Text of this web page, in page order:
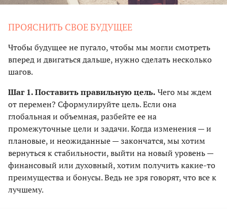
ПРОЯСНИТЬ СВОЕ БУДУЩЕЕ
Чтобы будущее не пугало, чтобы мы могли смотреть
вперед и двигаться дальше, нужно сделать несколько
шагов.
Шаг 1. Поставить правильную цель. Чего мы ждем
от перемен? Сформулируйте цель. Если она
глобальная и объемная, разбейте ее на
промежуточные цели и задачи. Когда изменения — и
плановые, и неожиданные — закончатся, мы хотим
вернуться к стабильности, выйти на новый уровень —
финансовый или духовный, хотим получить какие-то
преимущества и бонусы. Ведь не зря говорят, что все к
лучшему.